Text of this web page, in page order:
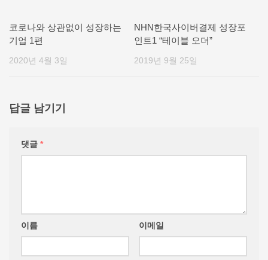
코로나와 상관없이 성장하는
기업 1편
2020년 4월 3일
NHN한국사이버결제 성장포
인트1 “테이블 오더”
2019년 9월 25일
답글 남기기
댓글 *
이름 이메일